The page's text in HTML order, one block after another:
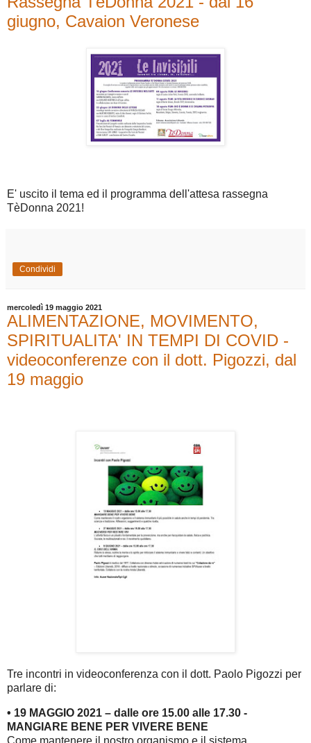
giugno, Cavaion Veronese
E' uscito il tema ed il programma dell'attesa rassegna
TèDonna 2021!
Condividi
mercoledì 19 maggio 2021
ALIMENTAZIONE, MOVIMENTO,
SPIRITUALITA' IN TEMPI DI COVID -
videoconferenze con il dott. Pigozzi, dal
19 maggio
Tre incontri in videoconferenza con il dott. Paolo Pigozzi per
parlare di:
• 19 MAGGIO 2021 – dalle ore 15.00 alle 17.30 -
MANGIARE BENE PER VIVERE BENE
Come mantenere il nostro organismo e il sistema